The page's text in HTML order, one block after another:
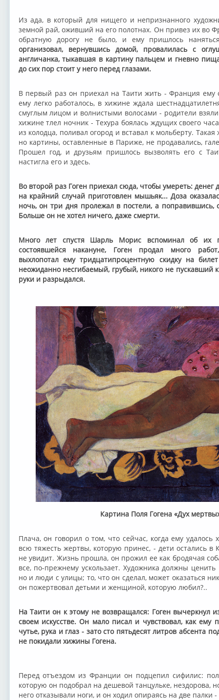
Из ада, в который для нищего и непризнанного
земной рай, оживший на его полотнах. Он привез их во
обратную дорогу не было, и ему пришлось
организовал, вернувшись домой, провалилась с
англичанка, тыкавшая в картину пальцем и гневно
до сих пор стоит у него перед глазами.
В первый раз он приехал на Таити жить - Франция ему
ему легко работалось, в хижине ждала
смуглым лицом и волнистыми волосами - родители
хижине тлел ночник - Техура боялась ждущих своего
из колодца, поливал огород и вставал к мольберту.
но картины, оставленные в Париже, не продавались,
Прошел год, и друзьям пришлось вызволять его с
настигла его и здесь.
Во второй раз Гоген приехал сюда, чтобы умереть: денег
на крайний случай приготовлен мышьяк... Доза
ночь, он три дня пролежал в постели, а поправившись,
Больше он не хотел ничего, даже смерти.
Много лет спустя Шарль Морис вспоминал об их
состоявшейся накануне, Гоген продал много
выхлопотал ему тридцатипроцентную скидку на
неожиданно несгибаемый, грубый, никого не пускавший
руки и разрыдался.
Картина Поля Гогена «Дух
Плача, он говорил о том, что сейчас, когда ему удалось
всю тяжесть жертвы, которую принес, - дети остались в
не увидит. Жизнь прошла, он прожил ее как бродячая
все, по-прежнему ускользает. Художника должны ценить
но и люди с улицы; то, что он сделал, может оказаться
он пожертвовал детьми и женщиной, которую любил?..
На Таити он к этому не возвращался: Гоген вычеркнул
своем искусстве. Он мало писал и чувствовал, как ему
чутье, рука и глаз - зато сто пятьдесят литров абсента
не покидали хижины Гогена.
Перед отъездом из Франции он подцепил сифилис:
которую он подобрал на дешевой танцульке, нездорова,
него отказывали ноги, и он ходил опираясь на две палки